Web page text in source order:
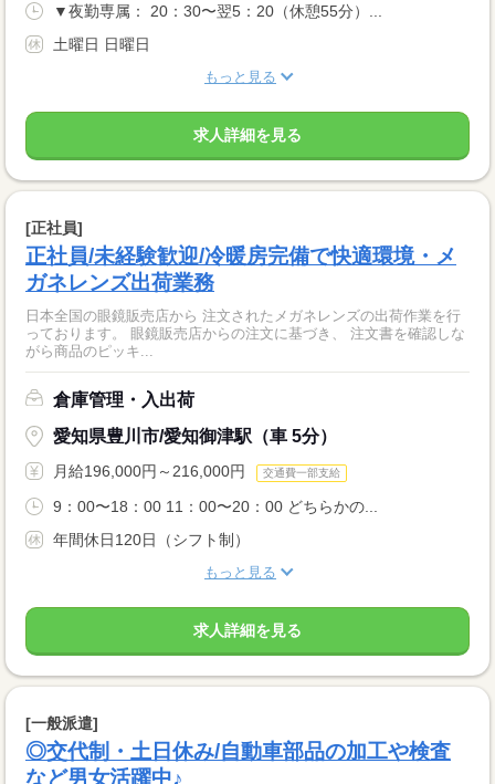
▼夜勤専属： 20：30〜翌5：20（休憩55分）...
土曜日 日曜日
もっと見る
求人詳細を見る
[正社員]
正社員/未経験歓迎/冷暖房完備で快適環境・メ
ガネレンズ出荷業務
日本全国の眼鏡販売店から 注文されたメガネレンズの出荷作業を行
っております。 眼鏡販売店からの注文に基づき、 注文書を確認しな
がら商品のピッキ...
倉庫管理・入出荷
愛知県豊川市/愛知御津駅（車 5分）
月給196,000円～216,000円 交通費一部支給
9：00〜18：00 11：00〜20：00 どちらかの...
年間休日120日（シフト制）
もっと見る
求人詳細を見る
[一般派遣]
◎交代制・土日休み/自動車部品の加工や検査
など男女活躍中♪